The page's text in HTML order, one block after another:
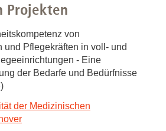
Projekten
von
und Pflegekräften in voll- und
- Eine
der Bedarfe und Bedürfnisse
der Medizinischen